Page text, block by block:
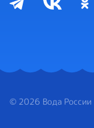
© 2026 Вода России